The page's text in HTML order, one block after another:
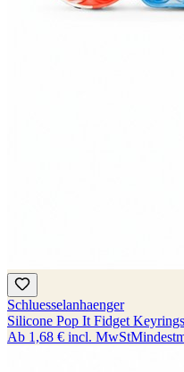
Schluesselanhaenger
Silicone Pop It Fidget
Ab 1,68 € incl. MwSt